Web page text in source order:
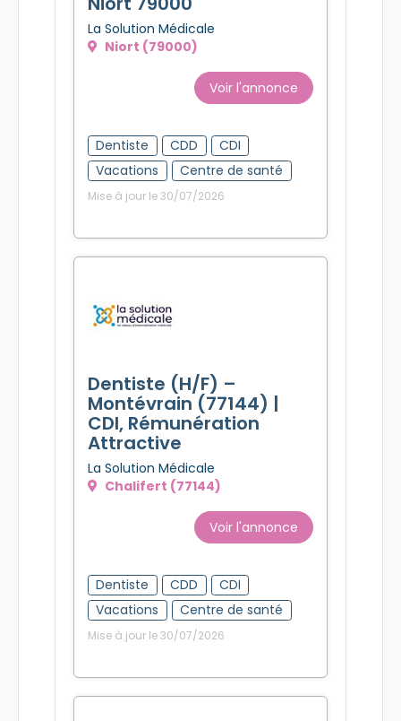
La Solution Médicale
Niort (79000)
Voir l'annonce
Dentiste CDD
CDI
Vacations
Centre de santé
Mise à jour le 30/07/2026
Dentiste (H/F) –
Montévrain (77144) |
CDI, Rémunération
Attractive
La Solution Médicale
Chalifert (77144)
Voir l'annonce
Dentiste CDD
CDI
Vacations
Centre de santé
Mise à jour le 30/07/2026